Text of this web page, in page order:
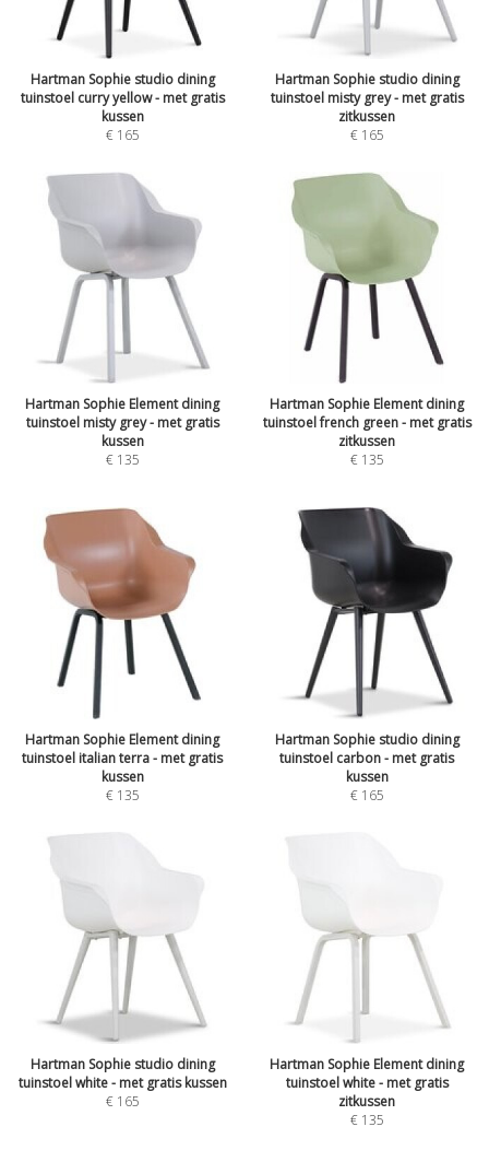
Hartman Sophie studio dining
tuinstoel curry yellow - met gratis
kussen
€ 165
Hartman Sophie studio dining
tuinstoel misty grey - met gratis
zitkussen
€ 165
Hartman Sophie Element dining
tuinstoel misty grey - met gratis
kussen
€ 135
Hartman Sophie Element dining
tuinstoel french green - met gratis
zitkussen
€ 135
Hartman Sophie Element dining
tuinstoel italian terra - met gratis
kussen
€ 135
Hartman Sophie studio dining
tuinstoel carbon - met gratis
kussen
€ 165
Hartman Sophie studio dining
tuinstoel white - met gratis kussen
€ 165
Hartman Sophie Element dining
tuinstoel white - met gratis
zitkussen
€ 135